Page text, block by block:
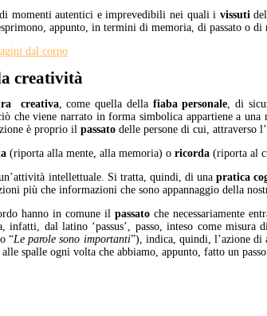
momenti autentici e imprevedibili nei quali i vissuti
appunto, in termini di memoria, di passato o
creatività
creativa, come quella della fiaba personale, di
che viene narrato in forma simbolica appartiene a
è proprio il passato delle persone di cui, attraverso
(riporta alla mente, alla memoria) o ricorda (riporta al
intellettuale. Si tratta, quindi, di unapratica
più che informazioni che sono appannaggio della
hanno in comune il passatoche necessariamente
infatti, dal latino ‘passus’, passo, inteso come
“Le parole sono importanti”), indica, quindi, l’azione di
spalle ogni volta che abbiamo, appunto, fatto un